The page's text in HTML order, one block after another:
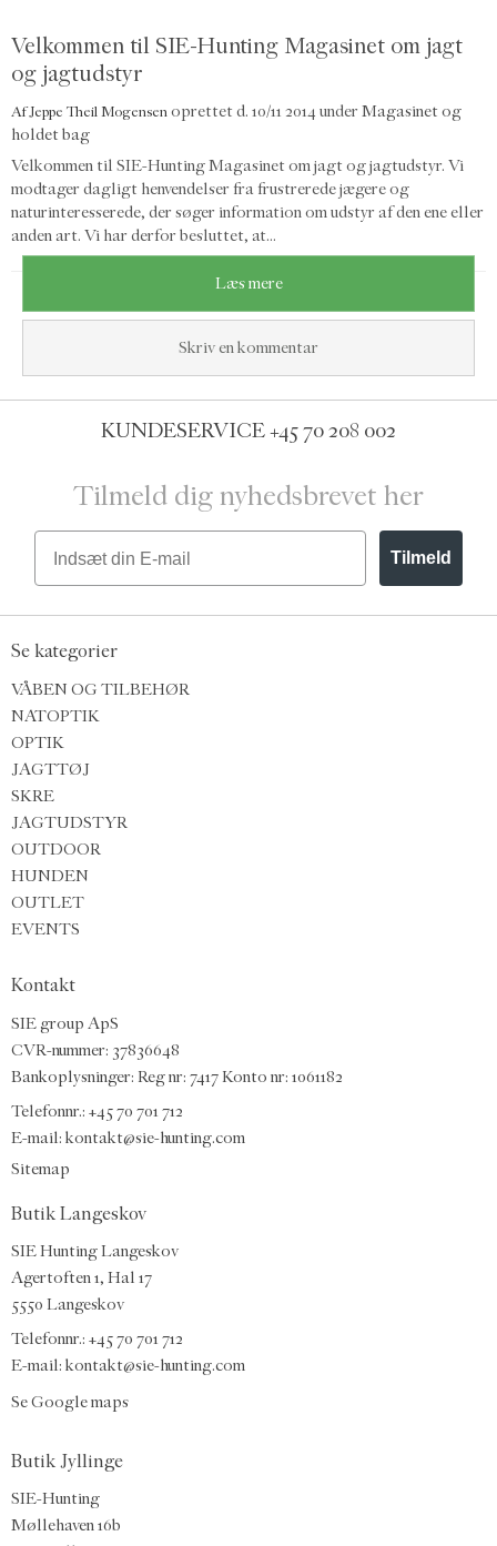
Velkommen til SIE-Hunting Magasinet om jagt
og jagtudstyr
AfJeppe Theil Mogensen oprettet d. 10/11 2014 underMagasinet og
holdet bag
Velkommen til SIE-Hunting Magasinet om jagt og jagtudstyr. Vi
modtager dagligt henvendelser fra frustrerede jægere og
naturinteresserede, der søger information om udstyr af den ene eller
anden art. Vi har derfor besluttet, at...
Læs mere
Skriv en kommentar
KUNDESERVICE+45 70 208 002
Tilmeld dig nyhedsbrevet her
Email
Tilmeld
Se kategorier
VÅBEN OG TILBEHØR
NATOPTIK
OPTIK
JAGTTØJ
SKRE
JAGTUDSTYR
OUTDOOR
HUNDEN
OUTLET
EVENTS
Kontakt
SIE group ApS
CVR-nummer: 37836648
Bankoplysninger: Reg nr: 7417 Konto nr: 1061182
Telefonnr.: +45 70 701 712
E-mail: kontakt@sie-hunting.com
Sitemap
Butik Langeskov
SIE Hunting Langeskov
Agertoften 1, Hal 17
5550 Langeskov
Telefonnr.: +45 70 701 712
E-mail: kontakt@sie-hunting.com
Se Google maps
Butik Jyllinge
SIE-Hunting
Møllehaven 16b